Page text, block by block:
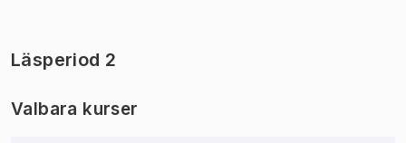
Läsperiod 2
Valbara kurser